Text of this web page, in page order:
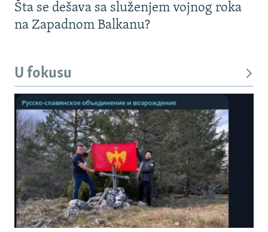
Šta se dešava sa služenjem vojnog roka
na Zapadnom Balkanu?
U fokusu